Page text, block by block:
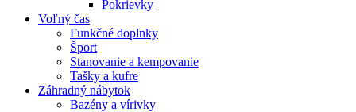
Pokrievky
Voľný čas
Funkčné doplnky
Šport
Stanovanie a kempovanie
Tašky a kufre
Záhradný nábytok
Bazény a vírivky